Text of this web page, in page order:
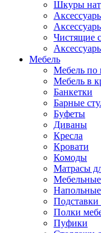
Шкуры
Чистящие
Мебель
Мебель по
Мебель в
Банкетки
Барные
Буфеты
Диваны
Кресла
Кровати
Комоды
Матрасы
Полки
Пуфики